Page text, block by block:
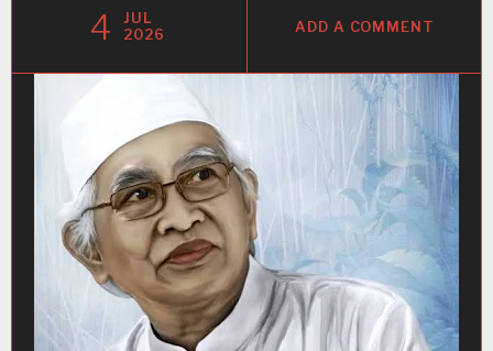
4
JUL
2026
ADD A COMMENT